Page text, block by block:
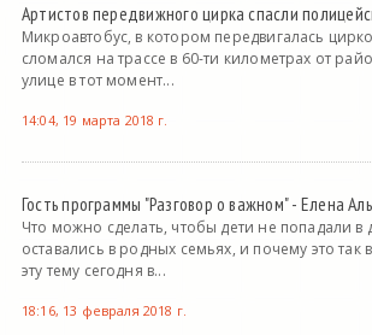
Артистов передвижного цирка спасли
Микроавтобус, в котором передвигалась
сломался на трассе в 60-ти километрах от
улице в тот момент...
14:04, 19 марта 2018 г.
Гость программы "Разговор о важном" - Елена
Что можно сделать, чтобы дети не попадали в
оставались в родных семьях, и почему это
эту тему сегодня в...
18:16, 13 февраля 2018 г.